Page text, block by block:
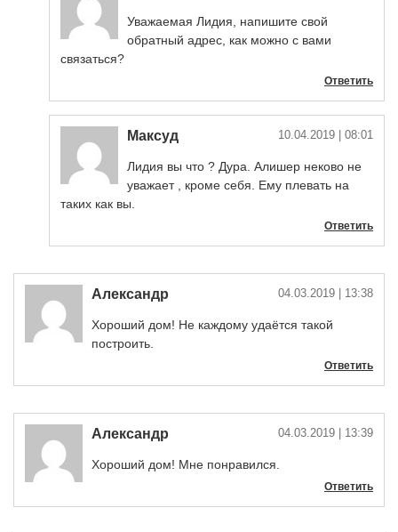
Уважаемая Лидия, напишите свой
обратный адрес, как можно с вами
связаться?
Ответить
Максуд 10.04.2019 | 08:01
Лидия вы что ? Дура. Алишер неково не
уважает , кроме себя. Ему плевать на
таких как вы.
Ответить
Александр 04.03.2019 | 13:38
Хороший дом! Не каждому удаётся такой
построить.
Ответить
Александр 04.03.2019 | 13:39
Хороший дом! Мне понравился.
Ответить